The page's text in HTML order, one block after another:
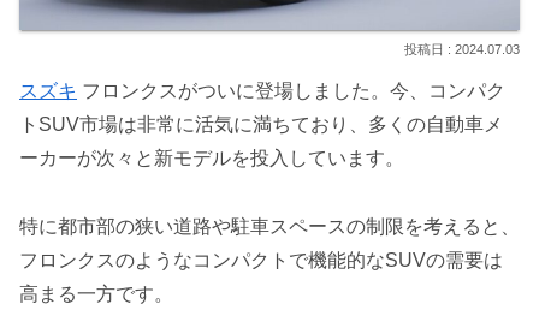
2024.07.03
スズキ フロンクスがついに登場しました。今、コンパク
トSUV市場は非常に活気に満ちており、多くの自動車メ
ーカーが次々と新モデルを投入しています。
特に都市部の狭い道路や駐車スペースの制限を考えると、
フロンクスのようなコンパクトで機能的なSUVの需要は
高まる一方です。